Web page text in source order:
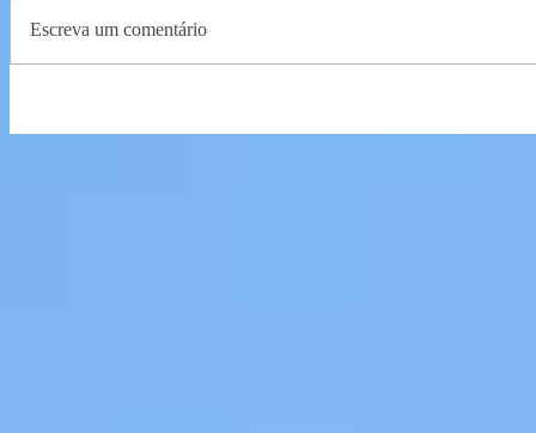
Escreva um comentário